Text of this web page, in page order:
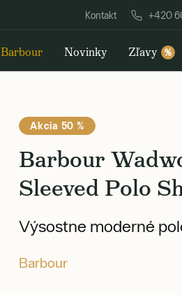
Kontakt +420
Barbour Novinky Zľavy %
Akcia 50 %
Barbour
Sleeved Polo
Výsostne moderné
Barbour